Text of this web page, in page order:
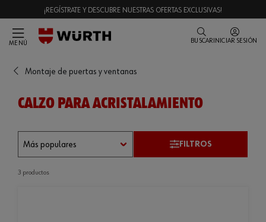
¡REGÍSTRATE Y DESCUBRE NUESTRAS OFERTAS EXCLUSIVAS!
MENÚ BUSCAR INICIAR SESIÓN
Montaje de puertas y ventanas
CALZO PARA ACRISTALAMIENTO
FILTROS
3 productos